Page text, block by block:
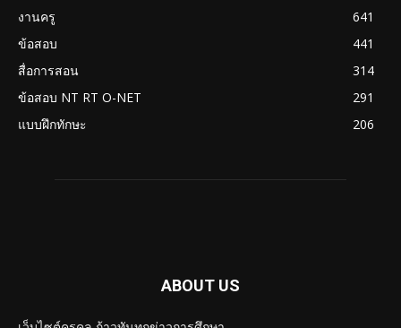
งานครู
641
ข้อสอบ
441
สื่อการสอน
314
ข้อสอบ NT RT O-NET
291
แบบฝึกทักษะ
206
ABOUT US